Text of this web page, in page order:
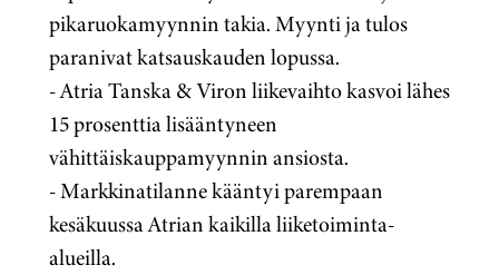
pikaruokamyynnin takia. Myynti ja tulos
paranivat katsauskauden lopussa.
- Atria Tanska & Viron liikevaihto kasvoi lähes
15 prosenttia lisääntyneen
vähittäiskauppamyynnin ansiosta.
- Markkinatilanne kääntyi parempaan
kesäkuussa Atrian kaikilla liiketoiminta-
alueilla.